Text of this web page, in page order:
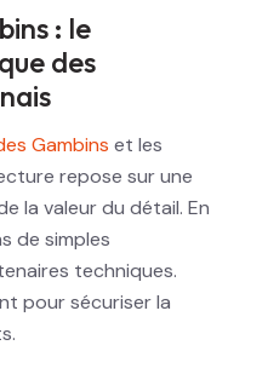
: le
des
Gambins et les
repose sur une
la valeur du détail. En
de simples
techniques.
pour sécuriser la